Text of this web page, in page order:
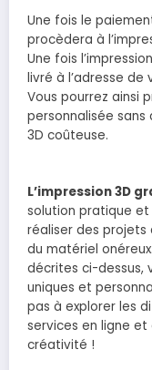
Une fois le
procèdera à
Une fois
livré à l’adresse de
Vous pourrez ainsi
personnalisée
3D coûteuse.
L’impression 3D
solution pratique
réaliser des projets
du matériel
décrites ci-dessus,
uniques et
pas à explorer les
services en ligne
créativité !